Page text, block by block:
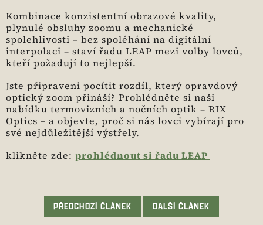
Kombinace konzistentní obrazové kvality,
plynulé obsluhy zoomu a mechanické
spolehlivosti – bez spoléhání na digitální
interpolaci – staví řadu LEAP mezi volby lovců,
kteří požadují to nejlepší.
Jste připraveni pocítit rozdíl, který opravdový
optický zoom přináší? Prohlédněte si naši
nabídku termovizních a nočních optik – RIX
Optics – a objevte, proč si nás lovci vybírají pro
své nejdůležitější výstřely.
klikněte zde: prohlédnout si řadu LEAP
PŘEDCHOZÍ ČLÁNEK DALŠÍ ČLÁNEK